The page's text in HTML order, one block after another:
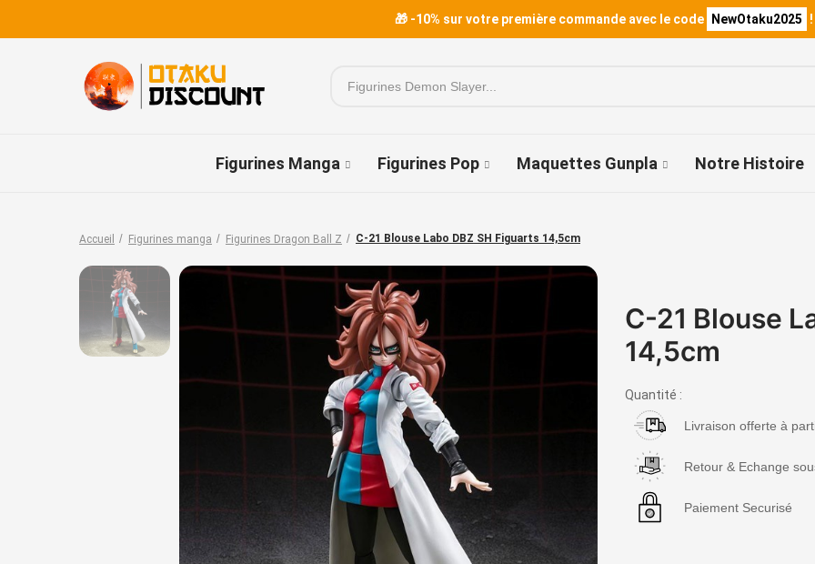
🎁 -10% sur votre première commande avec le code NewOtaku2025
Figurines Manga Figurines Pop Maquettes Gunpla Notre Histoire
Accueil Figurines manga Figurines Dragon Ball Z C-21 Blouse Labo DBZ SH Figuarts 14,5cm
C-21 Blouse
14,5cm
Quantité :
Livraison offerte à
Retour & Echange
Paiement Securisé